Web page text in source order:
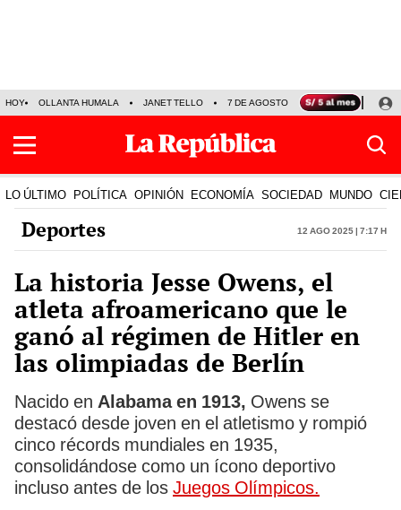
HOY OLLANTA HUMALA JANET TELLO 7 DE AGOSTO TINKA RESULTADOS
LO ÚLTIMO POLÍTICA OPINIÓN ECONOMÍA SOCIEDAD MUNDO
Deportes 12 Ago 2025 | 7:17 h
La historia Jesse Owens, el
atleta afroamericano que le
ganó al régimen de Hitler en
las olimpiadas de Berlín
Nacido en Alabama en 1913, Owens se
destacó desde joven en el atletismo y rompió
cinco récords mundiales en 1935,
consolidándose como un ícono deportivo
incluso antes de los Juegos Olímpicos.